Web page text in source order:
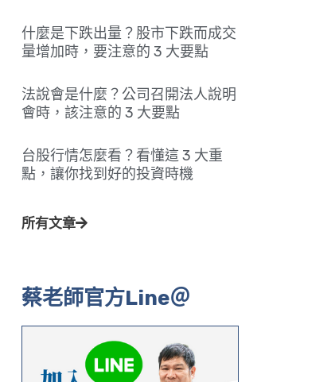
什麼是下跌出量？股市下跌而成交
量增加時，要注意的 3 大要點
法說會是什麼？公司召開法人說明
會時，該注意的 3 大要點
台股行情怎麼看？看懂這 3 大重
點，讓你找到好的投資時機
所有文章
蔡老師官方Line＠